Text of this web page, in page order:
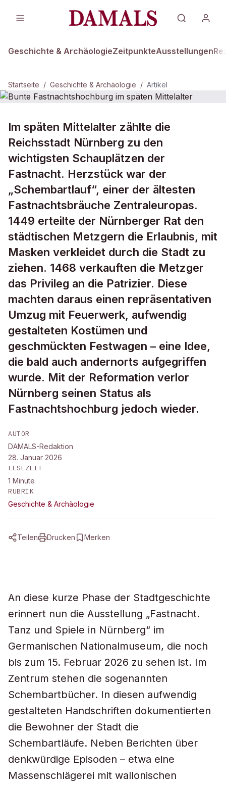
Geschichte & ArchäologieZeitpunkteAusstellungen
Startseite / Geschichte & Archäologie / Artikel
Bunte Fastnachtshochburg im
späten Mittelalter
Im späten Mittelalter zählte die
Reichsstadt Nürnberg zu den
wichtigsten Schauplätzen der
Fastnacht. Herzstück war der
„Schembartlauf“, einer der ältesten
Fastnachtsbräuche Zentraleuropas.
1449 erteilte der Nürnberger Rat den
städtischen Metzgern die Erlaubnis, mit
Masken verkleidet durch die Stadt zu
ziehen. 1468 verkauften die Metzger
das Privileg an die Patrizier. Diese
machten daraus einen repräsentativen
Umzug mit Feuerwerk, aufwendig
gestalteten Kostümen und
geschmückten Festwagen – eine Idee,
die bald auch andernorts aufgegriffen
wurde. Mit der Reformation verlor
Nürnberg seinen Status als
Fastnachtshochburg jedoch wieder.
AUTOR
DAMALS-Redaktion
28. Januar 2026
LESEZEIT
1 Minute
RUBRIK
Geschichte & Archäologie
Teilen Drucken Merken
An diese kurze Phase der Stadtgeschichte
erinnert nun die Ausstellung „Fastnacht.
Tanz und Spiele in Nürnberg“ im
Germanischen Nationalmuseum, die noch
bis zum 15. Februar 2026 zu sehen ist. Im
Zentrum stehen die sogenannten
Schembartbücher. In diesen aufwendig
gestalteten Handschriften dokumentierten
die Bewohner der Stadt die
Schembartläufe. Neben Berichten über
denkwürdige Episoden – etwa eine
Massenschlägerei mit wallonischen